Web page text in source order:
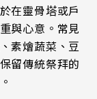
在靈骨塔或戶
與心意。常見
素燴蔬菜、豆
留傳統祭拜的